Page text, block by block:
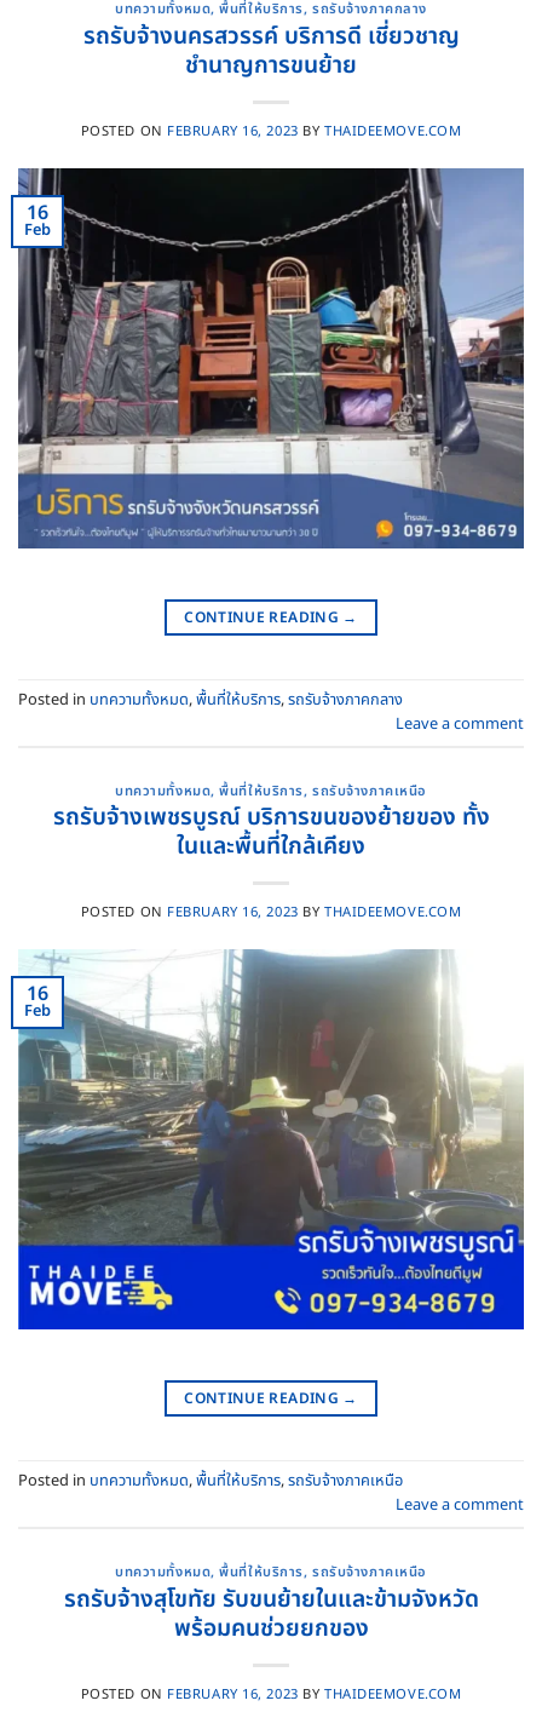
บทความทั้งหมด,พื้นที่ให้บริการ,รถรับจ้างภาคกลาง
รถรับจ้างนครสวรรค์ บริการดี เชี่ยวชาญ
ชำนาญการขนย้าย
POSTED ON FEBRUARY 16, 2023 BY THAIDEEMOVE.COM
16
Feb
CONTINUE READING →
Posted in บทความทั้งหมด,พื้นที่ให้บริการ,รถรับจ้างภาคกลาง
Leave a comment
บทความทั้งหมด,พื้นที่ให้บริการ,รถรับจ้างภาคเหนือ
รถรับจ้างเพชรบูรณ์ บริการขนของย้ายของ ทั้ง
ในและพื้นที่ใกล้เคียง
POSTED ON FEBRUARY 16, 2023 BY THAIDEEMOVE.COM
16
Feb
CONTINUE READING →
Posted in บทความทั้งหมด,พื้นที่ให้บริการ,รถรับจ้างภาคเหนือ
Leave a comment
บทความทั้งหมด,พื้นที่ให้บริการ,รถรับจ้างภาคเหนือ
รถรับจ้างสุโขทัย รับขนย้ายในและข้ามจังหวัด
พร้อมคนช่วยยกของ
POSTED ON FEBRUARY 16, 2023 BY THAIDEEMOVE.COM